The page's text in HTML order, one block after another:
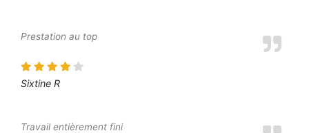
Prestation au top
Sixtine R
Travail entièrement fini